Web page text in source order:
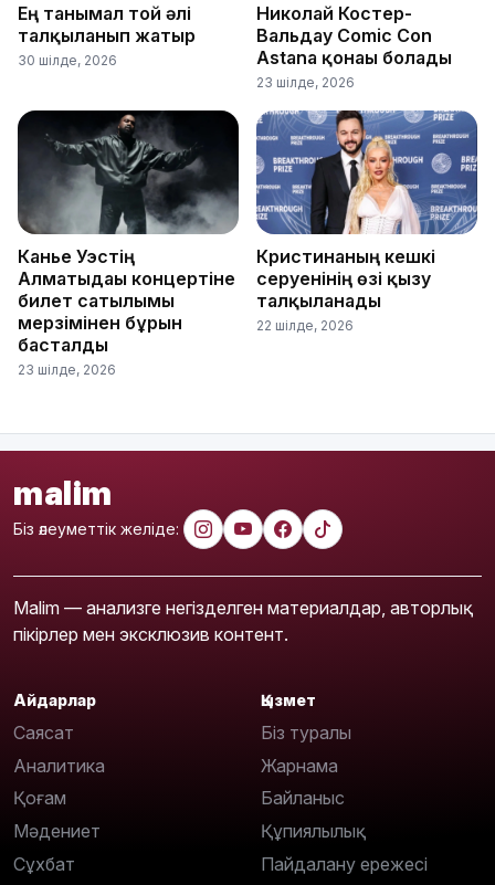
Ең танымал той әлі
талқыланып жатыр
30 шілде, 2026
Николай Костер-
Вальдау Comic Con
Astana қонағы болады
23 шілде, 2026
Канье Уэстің
Алматыдағы концертіне
билет сатылымы
мерзімінен бұрын
басталды
23 шілде, 2026
Кристинаның кешкі
серуенінің өзі қызу
талқыланады
22 шілде, 2026
malim
Біз әлеуметтік желіде:
Malim — анализге негізделген материалдар, авторлық
пікірлер мен эксклюзив контент.
Айдарлар
Саясат
Аналитика
Қоғам
Мәдениет
Сұхбат
Қызмет
Біз туралы
Жарнама
Байланыс
Құпиялылық
Пайдалану ережесі